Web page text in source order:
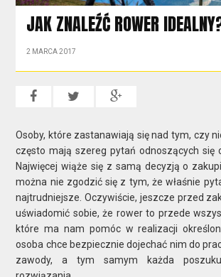
JAK ZNALEŹĆ ROWER
2 MARCA 2017
Osoby, które zastanawiają się nad tym, czy
często mają szereg pytań odnoszących się
Najwięcej wiąże się z samą decyzją o
można nie zgodzić się z tym, że właśnie
najtrudniejsze. Oczywiście, jeszcze przed
uświadomić sobie, że rower to przede
które ma nam pomóc w realizacji
osoba chce bezpiecznie dojechać nim do
zawody, a tym samym każda